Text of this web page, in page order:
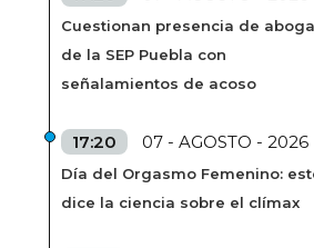
Cuestionan presencia de
de la SEP Puebla con
señalamientos de acoso
17:20 07 - AGOSTO - 2026
Día del Orgasmo Femenino:
dice la ciencia sobre el clímax